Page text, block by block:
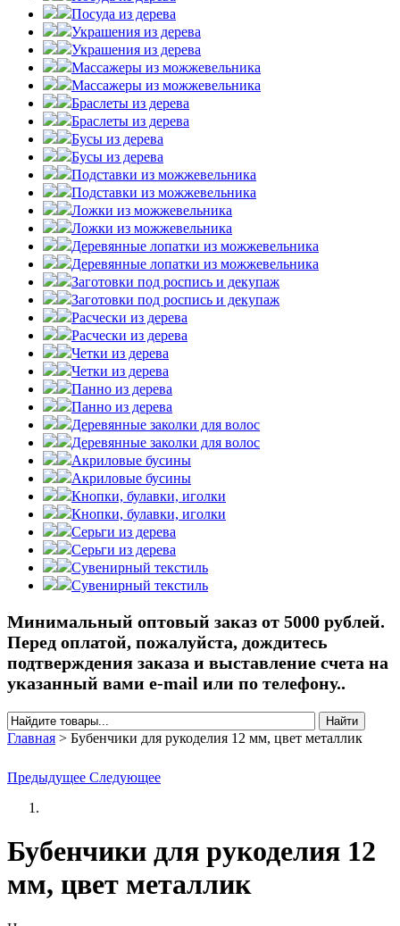
Посуда из дерева
Украшения из дерева
Украшения из дерева
Массажеры из можжевельника
Массажеры из можжевельника
Браслеты из дерева
Браслеты из дерева
Бусы из дерева
Бусы из дерева
Подставки из можжевельника
Подставки из можжевельника
Ложки из можжевельника
Ложки из можжевельника
Деревянные лопатки из можжевельника
Деревянные лопатки из можжевельника
Заготовки под роспись и декупаж
Заготовки под роспись и декупаж
Расчески из дерева
Расчески из дерева
Четки из дерева
Четки из дерева
Панно из дерева
Панно из дерева
Деревянные заколки для волос
Деревянные заколки для волос
Акриловые бусины
Акриловые бусины
Кнопки, булавки, иголки
Кнопки, булавки, иголки
Серьги из дерева
Серьги из дерева
Сувенирный текстиль
Сувенирный текстиль
Минимальный оптовый заказ от 5000 рублей.
Перед оплатой, пожалуйста, дождитесь
подтверждения заказа и выставление счета на
указанный вами e-mail или по телефону..
Форма поиска
Найти
Главная > Бубенчики для рукоделия 12 мм, цвет металлик
Предыдущее Следующее
Бубенчики для рукоделия 12
мм, цвет металлик